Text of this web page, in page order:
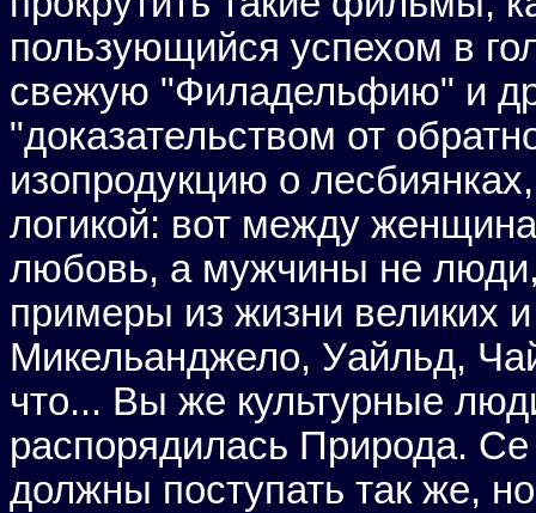
пользующийся успехом в
свежую "Филадельфию" и
"доказательством от
изопродукцию о
логикой: вот между
любовь, а мужчины не люди,
примеры из жизни великих
Микельанджело, Уайльд,
что... Вы же культурные
распорядилась Природа.
должны поступать так же,